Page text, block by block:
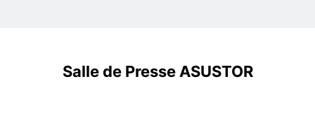
Salle de Presse ASUSTOR